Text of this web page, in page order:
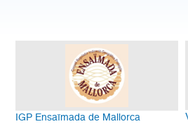
IGP Ensaïmada de Mallorca